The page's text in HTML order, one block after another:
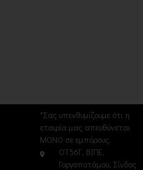
*Σας υπενθυμίζουμε ότι η
εταιρία μας απευθύνεται
ΜΟΝΟ σε εμπόρους.
ΟΤ56Γ, ΒΙΠΕ,
Γοργοποτάμου, Σίνδος